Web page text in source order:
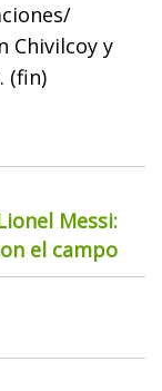
Chivilcoy y
(fin)
Messi:
el campo